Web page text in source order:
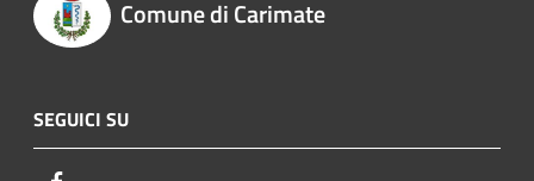
Comune di Carimate
SEGUICI SU